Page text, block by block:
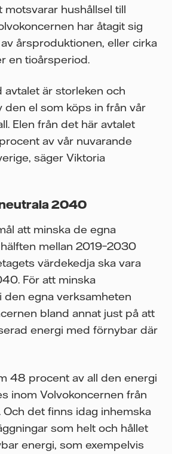
motsvarar hushållsel till
har åtagit sig
årsproduktionen, eller cirka
en tioårsperiod.
avtalet är storleken och
den el som köps in från vår
Elen från det här avtalet
av vår nuvarande
säger Viktoria
2040
att minska de egna
mellan 2019–2030
värdekedja ska vara
För att minska
den egna verksamheten
bland annat just på att
energi med förnybar där
48 procent av all den energi
inom Volvokoncernen från
Och det finns idag inhemska
som helt och hållet
energi, som exempelvis